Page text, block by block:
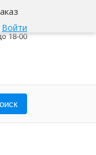
Войти
18-00